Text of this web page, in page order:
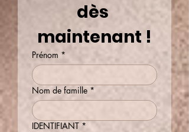
dès
maintenant !
Prénom *
Nom de famille *
IDENTIFIANT *